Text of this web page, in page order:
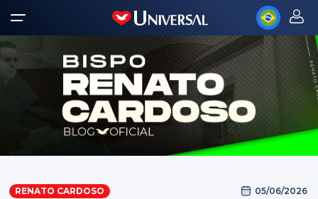
RENATO CARDOSO 05/06/2026